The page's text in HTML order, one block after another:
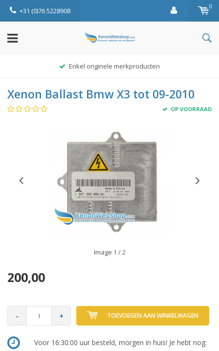
+31 (0)76 5228908 0
Enkel originele merkproducten
Xenon Ballast Bmw X3 tot 09-2010
OP VOORRAAD
Image 1 / 2
200,00
- + TOEVOEGEN AAN WINKELWAGEN
Voor 16:30:00 uur besteld, morgen in huis! Je hebt nog: